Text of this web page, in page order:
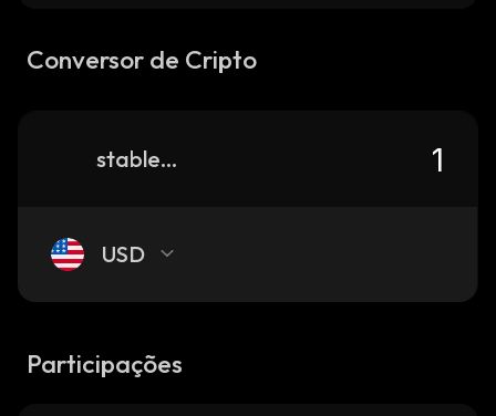
Conversor de Cripto
stable-uni
USD
Participações